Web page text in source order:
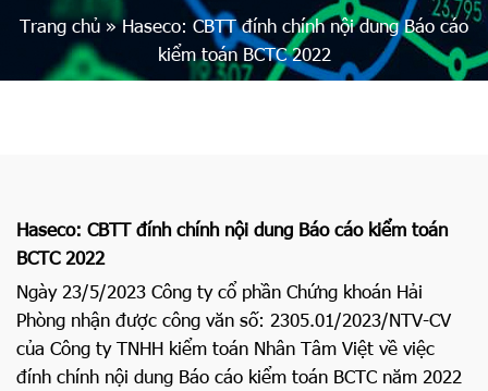
Trang chủ»Haseco: CBTT đính chính nội dung Báo cáo
kiểm toán BCTC 2022
Haseco: CBTT đính chính nội dung Báo cáo kiểm toán
BCTC 2022
Ngày 23/5/2023 Công ty cổ phần Chứng khoán Hải
Phòng nhận được công văn số: 2305.01/2023/NTV-CV
của Công ty TNHH kiểm toán Nhân Tâm Việt về việc
đính chính nội dung Báo cáo kiểm toán BCTC năm 2022